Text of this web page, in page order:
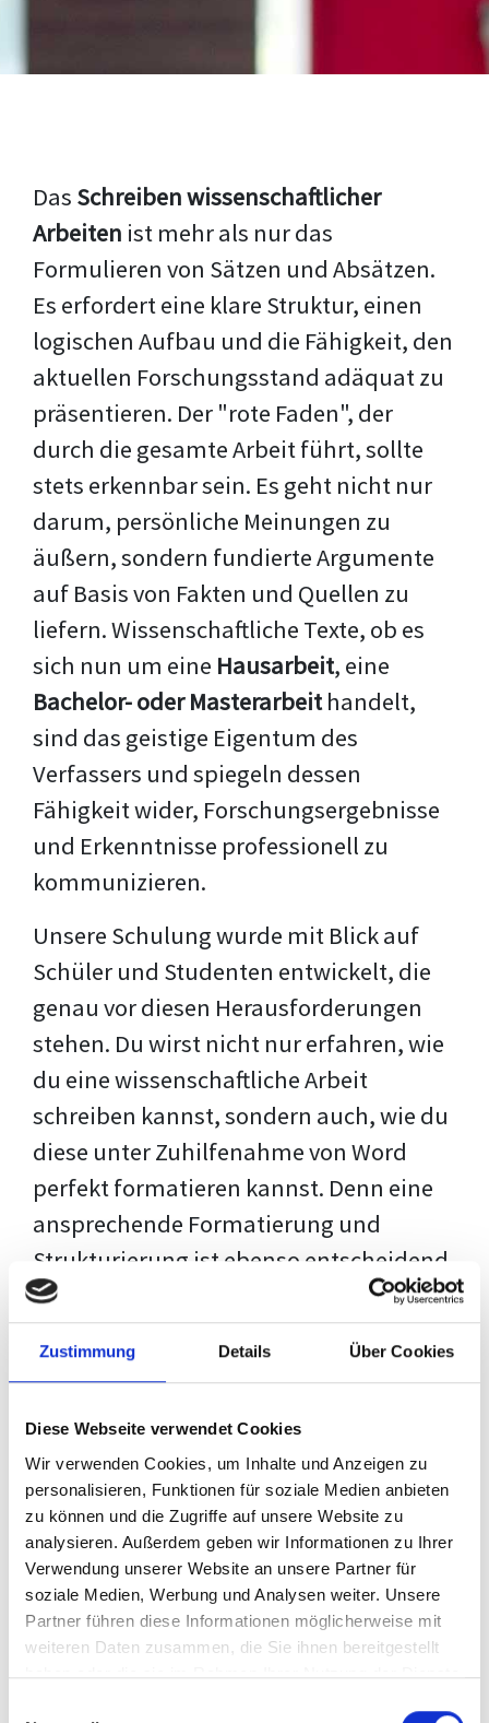
Zustimmung Details Über Cookies
Diese Webseite verwendet Cookies
Wir verwenden Cookies, um Inhalte und Anzeigen zu
personalisieren, Funktionen für soziale Medien anbieten
zu können und die Zugriffe auf unsere Website zu
analysieren. Außerdem geben wir Informationen zu Ihrer
Verwendung unserer Website an unsere Partner für
soziale Medien, Werbung und Analysen weiter. Unsere
Partner führen diese Informationen möglicherweise mit
weiteren Daten zusammen, die Sie ihnen bereitgestellt
haben oder die sie im Rahmen Ihrer Nutzung der Dienste
Das Schreiben wissenschaftlicher
Arbeiten ist mehr als nur das
Formulieren von Sätzen und Absätzen.
Es erfordert eine klare Struktur, einen
logischen Aufbau und die Fähigkeit, den
aktuellen Forschungsstand adäquat zu
präsentieren. Der "rote Faden", der
durch die gesamte Arbeit führt, sollte
stets erkennbar sein. Es geht nicht nur
darum, persönliche Meinungen zu
äußern, sondern fundierte Argumente
auf Basis von Fakten und Quellen zu
liefern. Wissenschaftliche Texte, ob es
sich nun um eine Hausarbeit, eine
Bachelor- oder Masterarbeithandelt,
sind das geistige Eigentum des
Verfassers und spiegeln dessen
Fähigkeit wider, Forschungsergebnisse
und Erkenntnisse professionell zu
kommunizieren.
Unsere Schulung wurde mit Blick auf
Schüler und Studenten entwickelt, die
genau vor diesen Herausforderungen
stehen. Du wirst nicht nur erfahren, wie
du eine wissenschaftliche Arbeit
schreiben kannst, sondern auch, wie du
diese unter Zuhilfenahme von Word
perfekt formatieren kannst. Denn eine
ansprechende Formatierung und
Strukturierung ist ebenso entscheidend
wie der Inhalt selbst. Jeder Prüfer hat
eigene Erwartungen, und unsere
Schulung ist so konzipiert, dass sie dir
deiner individuellen Vorlage zeigt,
anstatt eine Einheitslösung zu bieten.
Der Prozess des wissenschaftlichen
Schreibens kann ohne das richtige
Wissen eine große Herausforderung
darstellen. Jedoch, ausgestattet mit
denTechniken und Strategiendieses
Kurses, wird die Formatierung deiner